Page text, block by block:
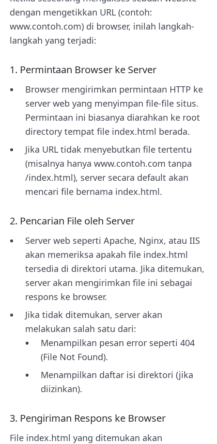
dengan mengetikkan URL (contoh:
www.contoh.com) di browser, inilah langkah-
langkah yang terjadi:
1. Permintaan Browser ke Server
Browser mengirimkan permintaan HTTP ke
server web yang menyimpan file-file situs.
Permintaan ini biasanya diarahkan ke root
directory tempat file index.html berada.
Jika URL tidak menyebutkan file tertentu
(misalnya hanya www.contoh.com tanpa
/index.html), server secara default akan
mencari file bernama index.html.
2. Pencarian File oleh Server
Server web seperti Apache, Nginx, atau IIS
akan memeriksa apakah file index.html
tersedia di direktori utama. Jika ditemukan,
server akan mengirimkan file ini sebagai
respons ke browser.
Jika tidak ditemukan, server akan
melakukan salah satu dari:
Menampilkan pesan error seperti 404
(File Not Found).
Menampilkan daftar isi direktori (jika
diizinkan).
3. Pengiriman Respons ke Browser
File index.html yang ditemukan akan